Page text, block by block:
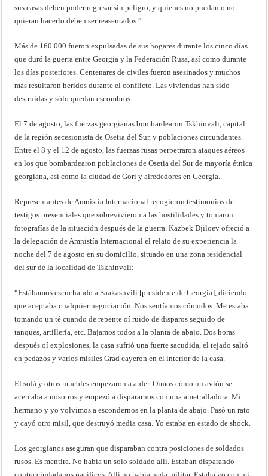
sus casas deben poder regresar sin peligro, y quienes no puedan o no
quieran hacerlo deben ser reasentados.”
Más de 160.000 fueron expulsadas de sus hogares durante los cinco días
que duró la guerra entre Georgia y la Federación Rusa, así como durante
los días posteriores. Centenares de civiles fueron asesinados y muchos
más resultaron heridos durante el conflicto. Las viviendas han sido
destruidas y sólo quedan escombros.
El 7 de agosto, las fuerzas georgianas bombardearon Tskhinvali, capital
de la región secesionista de Osetia del Sur, y poblaciones circundantes.
Entre el 8 y el 12 de agosto, las fuerzas rusas perpetraron ataques aéreos
en los que bombardearon poblaciones de Osetia del Sur de mayoría étnica
georgiana, así como la ciudad de Gori y alrededores en Georgia.
Representantes de Amnistía Internacional recogieron testimonios de
testigos presenciales que sobrevivieron a las hostilidades y tomaron
fotografías de la situación después de la guerra. Kazbek Djiloev ofreció a
la delegación de Amnistía Internacional el relato de su experiencia la
noche del 7 de agosto en su domicilio, situado en una zona residencial
del sur de la localidad de Tskhinvali:
“Estábamos escuchando a Saakashvili [presidente de Georgia], diciendo
que aceptaba cualquier negociación. Nos sentíamos cómodos. Me estaba
tomando un té cuando de repente oí ruido de disparos seguido de
tanques, artillería, etc. Bajamos todos a la planta de abajo. Dos horas
después oí explosiones, la casa sufrió una fuerte sacudida, el tejado saltó
en pedazos y varios misiles Grad cayeron en el interior de la casa.
El sofá y otros muebles empezaron a arder. Oímos cómo un avión se
acercaba a nosotros y empezó a dispararnos con una ametralladora. Mi
hermano y yo volvimos a escondernos en la planta de abajo. Pasó un rato
y cayó otro misil, que destruyó media casa. Yo estaba en estado de shock.
Los georgianos aseguran que disparaban contra posiciones de soldados
rusos. Es mentira. No había un solo soldado allí. Estaban disparando